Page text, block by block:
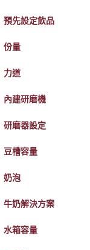
預先設定飲品
份量
力道
內建研磨機
研磨器設定
豆槽容量
奶泡
牛奶解決方案
水箱容量